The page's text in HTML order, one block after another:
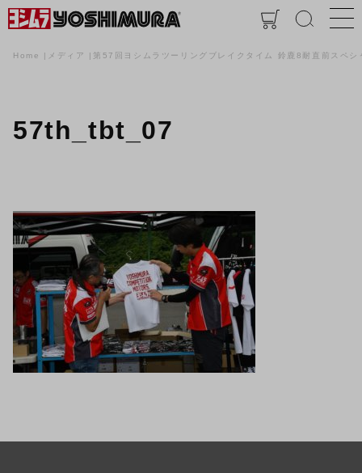
Home メディア 第57回ヨシムラツーリングブレイクタイム 鈴鹿8耐直前スペシ
57th_tbt_07